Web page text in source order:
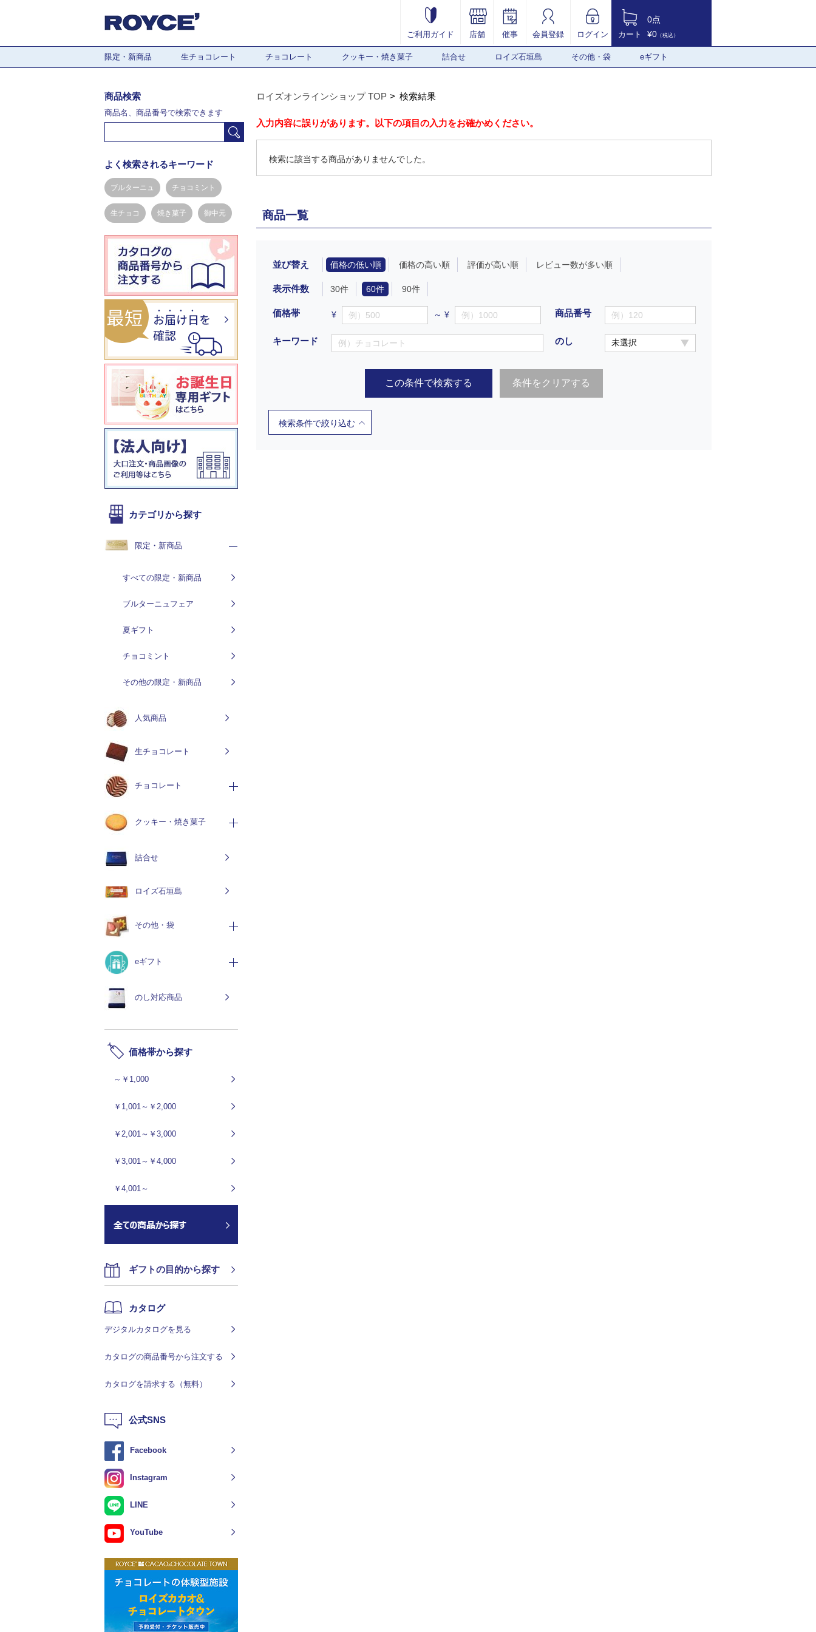
ご利用ガイド 店舗 催事 会員登録 ログイン カート
0点
¥0 （税込）
限定・新商品 生チョコレート チョコレート クッキー・焼き菓子 詰合せ ロイズ石垣島 その他・袋 eギフト
ロイズオンラインショップ TOP 検索結果
入力内容に誤りがあります。以下の項目の入力をお確かめください。
検索に該当する商品がありませんでした。
商品一覧
並び替え 価格の低い順 価格の高い順 評価が高い順 レビュー数が多い順
表示件数 30件 60件 90件
価格帯 ¥ ～ ¥
キーワード
商品番号
のし
この条件で検索する 条件をクリアする
検索条件で絞り込む
商品検索
商品名、商品番号で検索できます
よく検索されるキーワード
ブルターニュ チョコミント
生チョコ 焼き菓子 御中元
カテゴリから探す
限定・新商品
すべての限定・新商品
ブルターニュフェア
夏ギフト
チョコミント
その他の限定・新商品
人気商品
生チョコレート
チョコレート
クッキー・焼き菓子
詰合せ
ロイズ石垣島
その他・袋
eギフト
のし対応商品
価格帯から探す
～￥1,000
￥1,001～￥2,000
￥2,001～￥3,000
￥3,001～￥4,000
￥4,001～
ギフトの目的から探す
カタログ
デジタルカタログを見る
カタログの商品番号から注文する
カタログを請求する（無料）
公式SNS
Facebook
Instagram
LINE
YouTube